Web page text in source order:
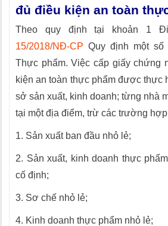
đủ điều kiện an toàn
Theo quy định tại khoản 1
15/2018/NĐ-CP Quy định một số
Thực phẩm. Việc cấp giấy chứng
kiện an toàn thực phẩm được thực
sở sản xuất, kinh doanh; từng nhà
tại một địa điểm, trừ các trường
1. Sản xuất ban đầu nhỏ lẻ;
2. Sản xuất, kinh doanh thực
cố định;
3. Sơ chế nhỏ lẻ;
4. Kinh doanh thực phẩm nhỏ lẻ;